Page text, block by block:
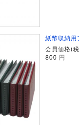
紙幣収納
会員価格(
800 円